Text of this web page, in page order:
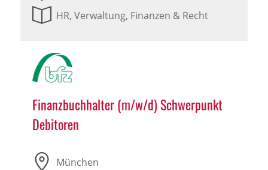
HR, Verwaltung, Finanzen & Recht
Finanzbuchhalter (m/w/d) Schwerpunkt
Debitoren
München